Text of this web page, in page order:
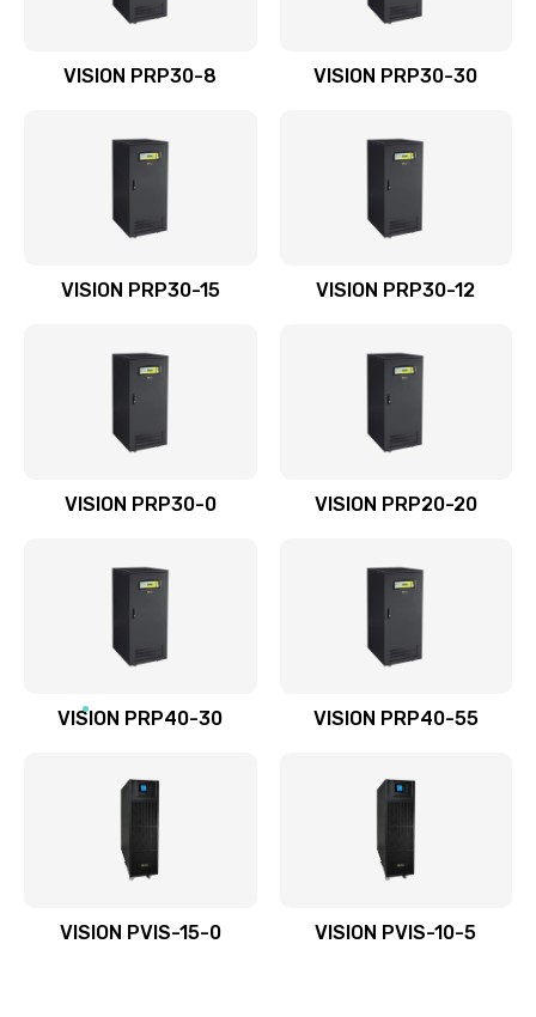
VISION PRP30-8 VISION PRP30-30
VISION PRP30-15 VISION PRP30-12
VISION PRP30-0 VISION PRP20-20
VISION PRP40-30 VISION PRP40-55
VISION PVIS-15-0 VISION PVIS-10-5